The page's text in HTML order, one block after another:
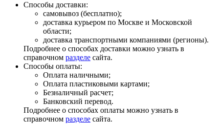
Способы доставки:
самовывоз (бесплатно);
доставка курьером по Москве и Московской
области;
доставка транспортными компаниями (регионы).
Подробнее о способах доставки можно узнать в
справочном разделе сайта.
Способы оплаты:
Оплата наличными;
Оплата пластиковыми картами;
Безналичный расчет;
Банковский перевод.
Подробнее о способах оплаты можно узнать в
справочном разделе сайта.